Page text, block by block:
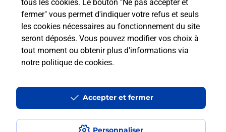
tous les cookies. Le bouton "Ne pas accepter et
fermer" vous permet d'indiquer votre refus et seuls
les cookies nécessaires au fonctionnement du site
seront déposés. Vous pouvez modifier vos choix à
tout moment ou obtenir plus d'informations via
notre politique de cookies.
Personnaliser
Accepter et fermer
En Savoir Plus sur Saran
Loiret SARAN SARAN